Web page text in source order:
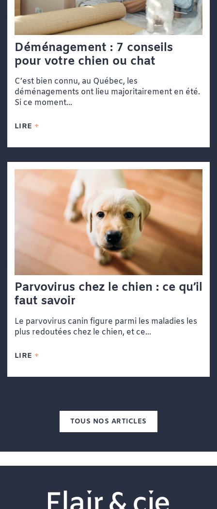
Déménagement : 7 conseils
pour votre chien ou chat
C’est bien connu, au Québec, les
déménagements ont lieu majoritairement en été.
Si ce moment...
LIRE
Parvovirus chez le chien : ce qu’il
faut savoir
Le parvovirus canin figure parmi les maladies les
plus redoutées chez le chien, et ce...
LIRE
TOUS NOS ARTICLES